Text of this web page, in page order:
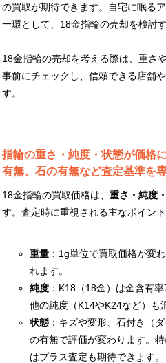
の買取が期待できます。自宅に眠る
一環として、18金指輪の売却を検討
18金指輪の売却を考える際は、重さ
事前にチェックし、信頼できる店舗
す。
指輪の重さ・純度・状態が価格
有無、石の有無など査定基準を
18金指輪の買取価格は、 重さ・純度
す。査定時に重視される主なポイン
重量 ：1g単位で買取価格が変
れます。
純度 ：K18（18金）は金含有
他の純度（K14やK24など）も
状態 ：キズや変形、石付き（
の有無で評価が変わります。
はプラス査定も期待できます。